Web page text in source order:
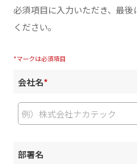
必須項目に入力いただき、最
ください。
*マークは必須項目
会社名*
部署名